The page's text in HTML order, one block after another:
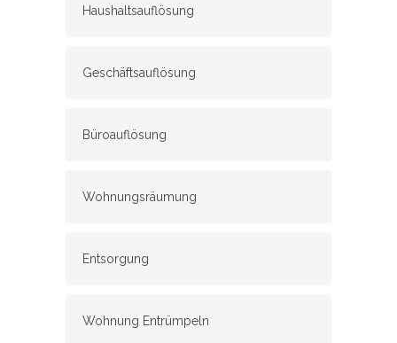
Haushaltsauflösung
Geschäftsauflösung
Büroauflösung
Wohnungsräumung
Entsorgung
Wohnung Entrümpeln